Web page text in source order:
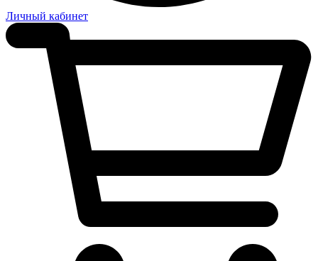
Личный кабинет